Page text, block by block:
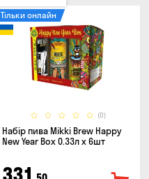
(0)
Тільки онлайн
Набір пива Mikki Brew Happy
New Year Box 0.33л x 6шт